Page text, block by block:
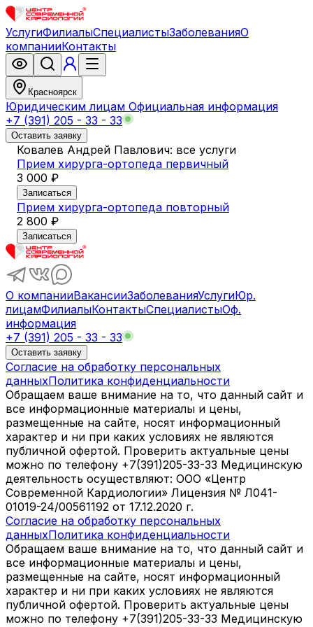
УслугиФилиалыСпециалистыЗаболеванияО
компанииКонтакты
Красноярск
Юридическим лицам Официальная информация
+7 (391) 205 - 33 - 33
Оставить заявку
Ковалев Андрей Павлович: все услуги
Прием хирурга-ортопеда первичный
3 000 ₽
Записаться
Прием хирурга-ортопеда повторный
2 800 ₽
Записаться
О компанииВакансииЗаболеванияУслугиЮр.
лицамФилиалыКонтактыСпециалистыОф.
информация
+7 (391) 205 - 33 - 33
Оставить заявку
Согласие на обработку персональных
данныхПолитика конфиденциальности
Обращаем ваше внимание на то, что данный сайт и
все информационные материалы и цены,
размещенные на сайте, носят информационный
характер и ни при каких условиях не являются
публичной офертой. Проверить актуальные цены
можно по телефону +7(391)205-33-33 Медицинскую
деятельность осуществляют: ООО «Центр
Современной Кардиологии» Лицензия № Л041-
01019-24/00561192 от 17.12.2020 г.
Согласие на обработку персональных
данныхПолитика конфиденциальности
Обращаем ваше внимание на то, что данный сайт и
все информационные материалы и цены,
размещенные на сайте, носят информационный
характер и ни при каких условиях не являются
публичной офертой. Проверить актуальные цены
можно по телефону +7(391)205-33-33 Медицинскую